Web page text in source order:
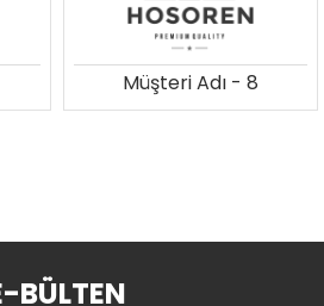
Müşteri Adı - 8
BÜLTEN